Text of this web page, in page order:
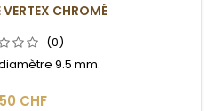
CHROMÉ
(0)
9.5 mm.
CHF